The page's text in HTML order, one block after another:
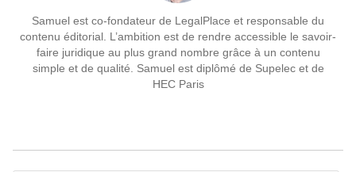
Samuel est co-fondateur de LegalPlace et responsable du
contenu éditorial. L’ambition est de rendre accessible le savoir-
faire juridique au plus grand nombre grâce à un contenu
simple et de qualité. Samuel est diplômé de Supelec et de
HEC Paris